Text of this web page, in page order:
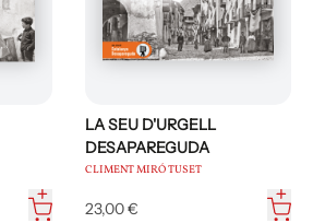
LA SEU D'URGELL
DESAPAREGUDA
CLIMENT MIRÓ TUSET
23,00 €